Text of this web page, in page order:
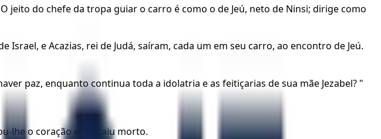
jeito do chefe da tropa guiar o carro é como o de Jeú, neto de Ninsi; dirige como
e Acazias, rei de Judá, saíram, cada um em seu carro, ao encontro de Jeú.
paz, enquanto continua toda a idolatria e as feitiçarias de sua mãe Jezabel? "
lhe o coração e ele caiu morto.